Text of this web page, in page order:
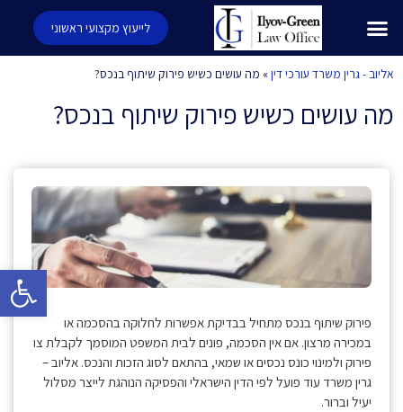
פתח
לייעוץ מקצועי ראשוני
אליוב - גרין משרד עורכי דין» מה עושים כשיש פירוק שיתוף בנכס?
מה עושים כשיש פירוק שיתוף בנכס?
פירוק שיתוף בנכס מתחיל בבדיקת אפשרות לחלוקה בהסכמה או
במכירה מרצון. אם אין הסכמה, פונים לבית המשפט המוסמך לקבלת צו
פירוק ולמינוי כונס נכסים או שמאי, בהתאם לסוג הזכות והנכס. אליוב –
גרין משרד עוד פועל לפי הדין הישראלי והפסיקה הנוהגת לייצר מסלול
יעיל וברור.